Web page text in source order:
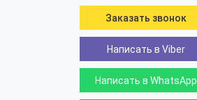
Заказать звонок
Написать в Viber
Написать в WhatsApp